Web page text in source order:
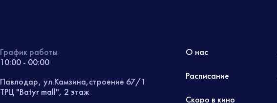
График работы
10:00 - 00:00
Павлодар, ул.Камзина,строение 67/1
ТРЦ "Batyr mall", 2 этаж
О нас
Расписание
Скоро в кино